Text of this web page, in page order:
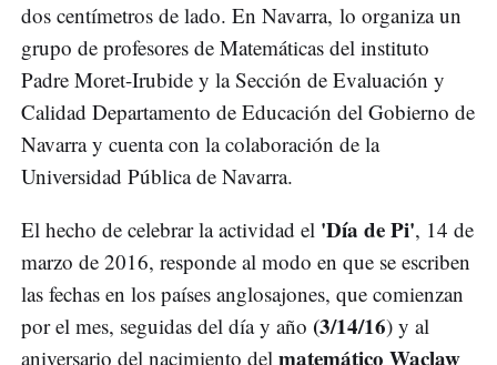
dos centímetros de lado. En Navarra, lo organiza un
grupo de profesores de Matemáticas del instituto
Padre Moret-Irubide y la Sección de Evaluación y
Calidad Departamento de Educación del Gobierno de
Navarra y cuenta con la colaboración de la
Universidad Pública de Navarra.
El hecho de celebrar la actividad el 'Día de Pi', 14 de
marzo de 2016, responde al modo en que se escriben
las fechas en los países anglosajones, que comienzan
por el mes, seguidas del día y año (3/14/16) y al
aniversario del nacimiento del matemático Waclaw